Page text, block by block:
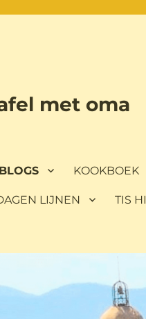
met oma
BLOGS KOOKBOEK
LIJNEN TIS